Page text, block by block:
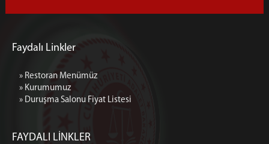
Faydalı Linkler
» Restoran Menümüz
» Kurumumuz
» Duruşma Salonu Fiyat Listesi
FAYDALI LİNKLER